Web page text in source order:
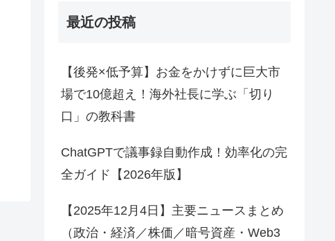
最近の投稿
【後発×低予算】お金をかけずに巨大市
場で10億超え！海外社長に学ぶ「切り
口」の教科書
ChatGPTで議事録自動作成！効率化の完
全ガイド【2026年版】
【2025年12月4日】主要ニュースまとめ
（政治・経済／株価／暗号資産・Web3